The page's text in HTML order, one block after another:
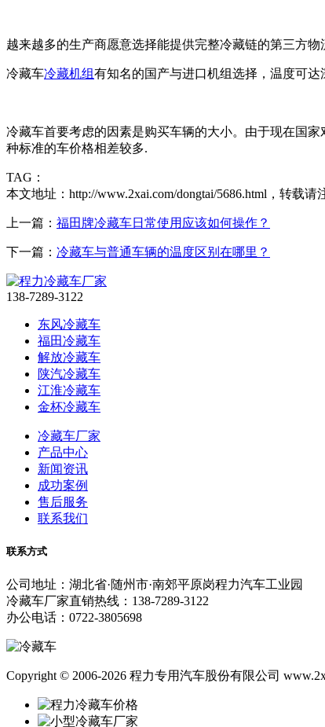
越来越多的生产商愿意选择能提供完整冷藏链的第三方
冷藏车冷藏机组有知名的国产与进口机组选择，温度可
冷藏车首要考虑的因素是购买车辆的大小。由于现在国
种标准的车价格相差较多.
TAG：
本文地址：http://www.2xai.com/dongtai/5686.html，转载请
上一篇： 福田牌冷藏车日常使用应该如何操作？
下一篇： 冷藏车与普通车辆的温度区别在哪里？
138-7289-3122
东风冷藏车
福田冷藏车
解放冷藏车
陕汽冷藏车
江淮冷藏车
金杯冷藏车
冷藏车厂家
产品中心
新闻资讯
成功案例
售后服务
联系我们
联系方式
公司地址：湖北省·随州市·南郊平原岗程力汽车工业园
冷藏车厂家直销热线：138-7289-3122
办公电话：0722-3805698
Copyright © 2006-2026 程力专用汽车股份有限公司